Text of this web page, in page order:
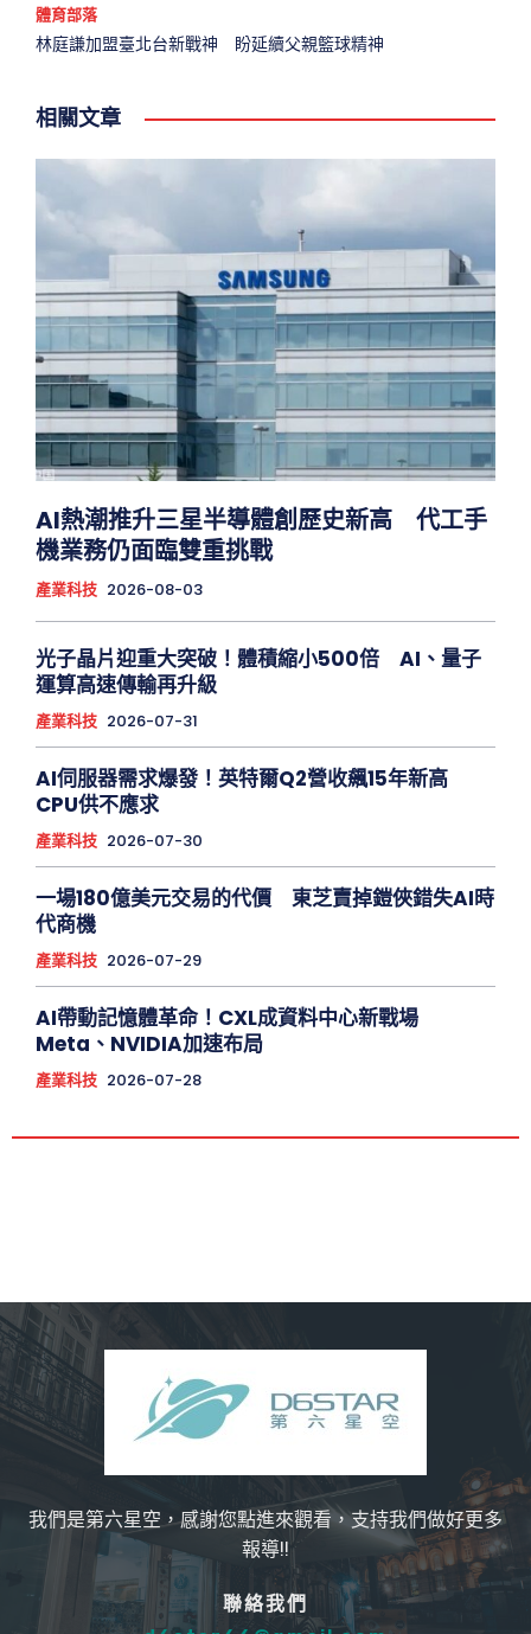
體育部落
林庭謙加盟臺北台新戰神 盼延續父親籃球精神
相關文章
AI熱潮推升三星半導體創歷史新高 代工手
機業務仍面臨雙重挑戰
產業科技 2026-08-03
光子晶片迎重大突破！體積縮小500倍 AI、量子
運算高速傳輸再升級
產業科技 2026-07-31
AI伺服器需求爆發！英特爾Q2營收飆15年新高
CPU供不應求
產業科技 2026-07-30
一場180億美元交易的代價 東芝賣掉鎧俠錯失AI時
代商機
產業科技 2026-07-29
AI帶動記憶體革命！CXL成資料中心新戰場
Meta、NVIDIA加速布局
產業科技 2026-07-28
我們是第六星空，感謝您點進來觀看，支持我們做好更多
報導!!
聯絡我們